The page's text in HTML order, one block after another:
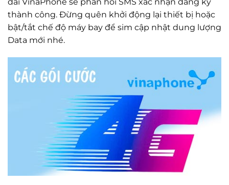
đài VinaPhone sẽ phản hồi SMS xác nhận đăng ký
thành công. Đừng quên khởi động lại thiết bị hoặc
bật/tắt chế độ máy bay để sim cập nhật dung lượng
Data mới nhé.